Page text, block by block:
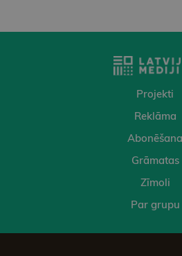
Projekti
Reklāma
Abonēšana
Grāmatas
Zīmoli
Par grupu